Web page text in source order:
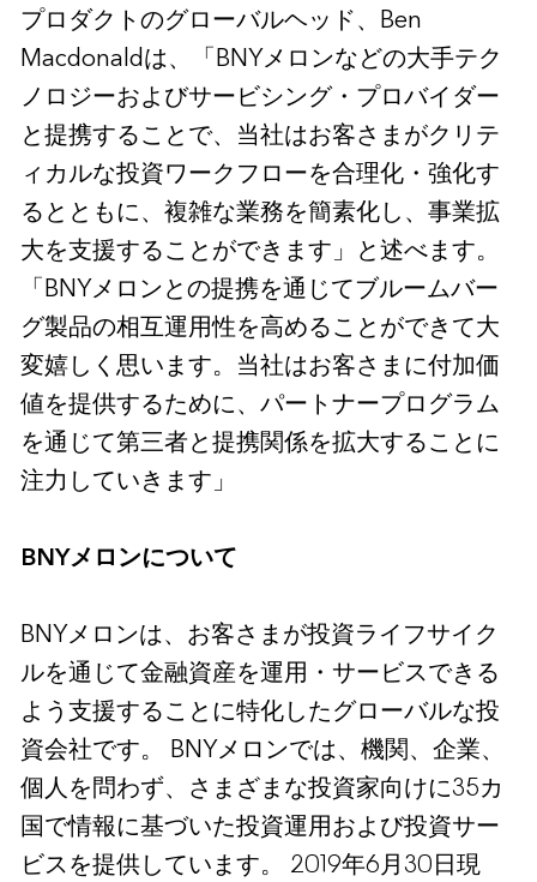
プロダクトのグローバルヘッド、Ben
Macdonaldは、「BNYメロンなどの大手テク
ノロジーおよびサービシング・プロバイダー
と提携することで、当社はお客さまがクリテ
ィカルな投資ワークフローを合理化・強化す
るとともに、複雑な業務を簡素化し、事業拡
大を支援することができます」と述べます。
「BNYメロンとの提携を通じてブルームバー
グ製品の相互運用性を高めることができて大
変嬉しく思います。当社はお客さまに付加価
値を提供するために、パートナープログラム
を通じて第三者と提携関係を拡大することに
注力していきます」
BNYメロンについて
BNYメロンは、お客さまが投資ライフサイク
ルを通じて金融資産を運用・サービスできる
よう支援することに特化したグローバルな投
資会社です。 BNYメロンでは、機関、企業、
個人を問わず、さまざまな投資家向けに35カ
国で情報に基づいた投資運用および投資サー
ビスを提供しています。 2019年6月30日現